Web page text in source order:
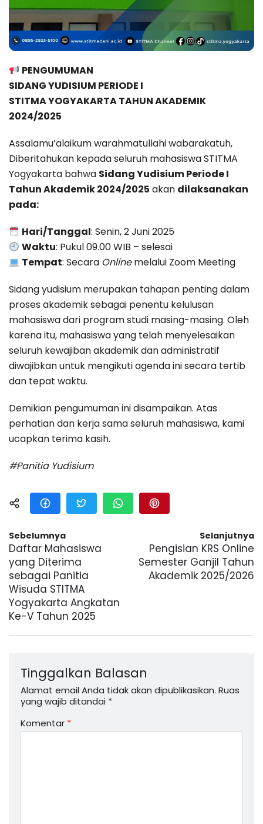
PENGUMUMAN
SIDANG YUDISIUM PERIODE I
STITMA YOGYAKARTA TAHUN AKADEMIK
2024/2025
Assalamu’alaikum warahmatullahi wabarakatuh,
Diberitahukan kepada seluruh mahasiswa STITMA
Yogyakarta bahwa Sidang Yudisium Periode I
Tahun Akademik 2024/2025 akan dilaksanakan
pada:
Hari/Tanggal: Senin, 2 Juni 2025
Waktu: Pukul 09.00 WIB – selesai
Tempat: Secara Onlinemelalui Zoom Meeting
Sidang yudisium merupakan tahapan penting dalam
proses akademik sebagai penentu kelulusan
mahasiswa dari program studi masing-masing. Oleh
karena itu, mahasiswa yang telah menyelesaikan
seluruh kewajiban akademik dan administratif
diwajibkan untuk mengikuti agenda ini secara tertib
dan tepat waktu.
Demikian pengumuman ini disampaikan. Atas
perhatian dan kerja sama seluruh mahasiswa, kami
ucapkan terima kasih.
#Panitia Yudisium
Sebelumnya
Daftar Mahasiswa
yang Diterima
sebagai Panitia
Wisuda STITMA
Yogyakarta Angkatan
Ke-V Tahun 2025
Selanjutnya
Pengisian KRS Online
Semester Ganjil Tahun
Akademik 2025/2026
Tinggalkan Balasan
Alamat email Anda tidak akan dipublikasikan. Ruas
yang wajib ditandai *
Komentar *